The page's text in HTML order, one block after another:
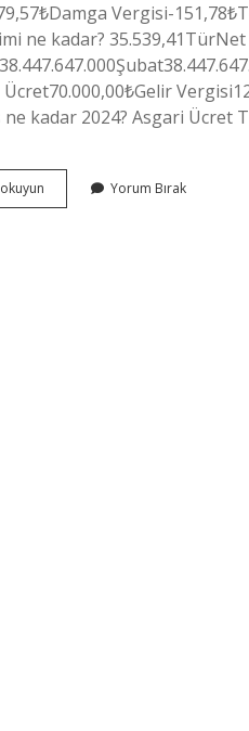
Vergisi-
ne kadar? 35.539,41TürNet
kadar 2024? Asgari Ücret
Bin
Yorum Bırak